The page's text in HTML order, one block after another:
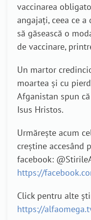
vaccinarea
angajați, ceea ce
să găsească o
de vaccinare,
Un martor
moartea și cu
Afganistan spun
Isus Hristos.
Urmărește acum
creștine accesând
facebook:
https://
Click pentru alte
https://